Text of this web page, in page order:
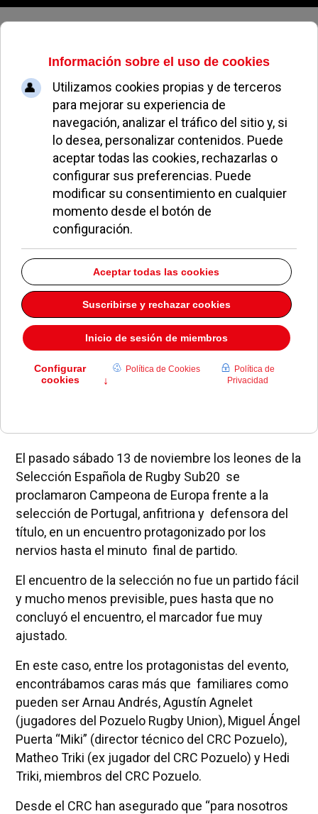
Sábado, 08 de agosto de 2026
El CRC Pozuelo muy presente en
la victoria de la Selección
Española de Rugby Sub20 en el
campeonato de Europa
REDACCIÓN
CLUBES DEPORTIVOS DE POZUELO
18 NOVIEMBRE 2021
El pasado sábado 13 de noviembre los leones de la
Selección Española de Rugby Sub20 se
proclamaron Campeona de Europa frente a la
selección de Portugal, anfitriona y defensora del
título, en un encuentro protagonizado por los
nervios hasta el minuto final de partido.
El encuentro de la selección no fue un partido fácil
y mucho menos previsible, pues hasta que no
concluyó el encuentro, el marcador fue muy
ajustado.
En este caso, entre los protagonistas del evento,
encontrábamos caras más que familiares como
pueden ser Arnau Andrés, Agustín Agnelet
(jugadores del Pozuelo Rugby Union), Miguel Ángel
Puerta “Miki” (director técnico del CRC Pozuelo),
Matheo Triki (ex jugador del CRC Pozuelo) y Hedi
Triki, miembros del CRC Pozuelo.
Desde el CRC han asegurado que “para nosotros